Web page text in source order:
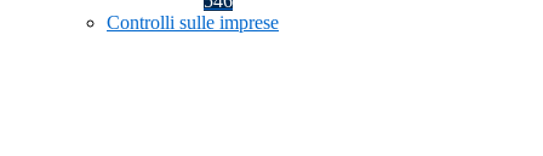
Controlli sulle imprese